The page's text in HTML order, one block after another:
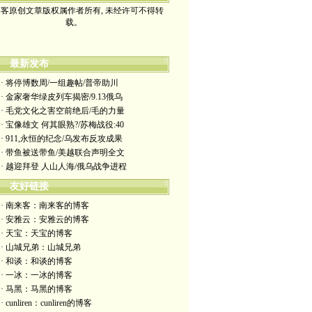
载。
最新发布
· 将停博数周/一组趣帖/普帝助川
· 金家奢华绿皮列车揭密/9.13俄乌
· 毛党文化之害空前绝后/毛的力量
· 宝像雄文 何其眼熟?/苏梅战役:40
· 911,永恒的纪念/乌发布反攻成果
· 带鱼被送带鱼/美越联合声明全文
· 越迎拜登 人山人海/俄乌战争进程
友好链接
· 南来客：南来客的博客
· 安雅云：安雅云的博客
· 天宝：天宝的博客
· 山城兄弟：山城兄弟
· 和谈：和谈的博客
· 一冰：一冰的博客
· 马黑：马黑的博客
· cunliren：cunliren的博客